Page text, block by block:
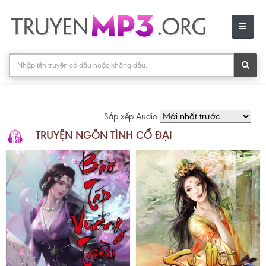
Sắp xếp Audio
TRUYỆN NGÔN TÌNH CỔ ĐẠI